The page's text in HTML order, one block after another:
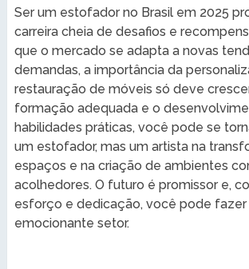
Ser um estofador no Brasil em 2025
carreira cheia de desafios e
que o mercado se adapta a novas
demandas, a importância da
restauração de móveis só deve
formação adequada e o
habilidades práticas, você pode se
um estofador, mas um artista na
espaços e na criação de ambientes
acolhedores. O futuro é promissor e,
esforço e dedicação, você pode fazer
emocionante setor.